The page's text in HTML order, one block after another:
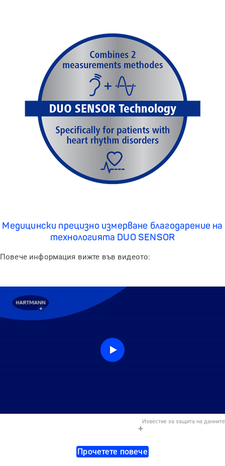
Медицински прецизно измерване благодарение на
технологията DUO SENSOR
Повече информация вижте във видеото:
Известие за защита на данните
Прочетете повече